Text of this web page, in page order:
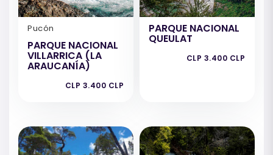
Pucón
PARQUE NACIONAL
VILLARRICA (LA
ARAUCANÍA)
CLP 3.400 CLP
PARQUE NACIONAL
QUEULAT
CLP 3.400 CLP